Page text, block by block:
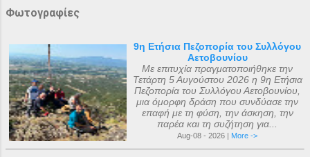
Φωτογραφίες
9η Ετήσια Πεζοπορία του Συλλόγου
Αετοβουνίου
Με επιτυχία πραγματοποιήθηκε την
Τετάρτη 5 Αυγούστου 2026 η 9η Ετήσια
Πεζοπορία του Συλλόγου Αετοβουνίου,
μια όμορφη δράση που συνδύασε την
επαφή με τη φύση, την άσκηση, την
παρέα και τη συζήτηση για...
Aug-08 - 2026 | More ->